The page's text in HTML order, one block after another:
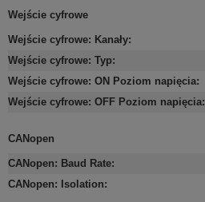
Wejście cyfrowe
Wejście cyfrowe: Kanały:
Wejście cyfrowe: Typ:
Wejście cyfrowe: ON Poziom napięcia:
Wejście cyfrowe: OFF Poziom napięcia:
CANopen
CANopen: Baud Rate:
CANopen: Isolation: